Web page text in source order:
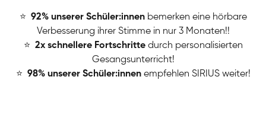
⭐ 92% unserer Schüler:innen bemerken eine hörbare
Verbesserung ihrer Stimme in nur 3 Monaten!!
⭐ 2x schnellere Fortschritte durch personalisierten
Gesangsunterricht!
⭐ 98% unserer Schüler:innen empfehlen SIRIUS weiter!